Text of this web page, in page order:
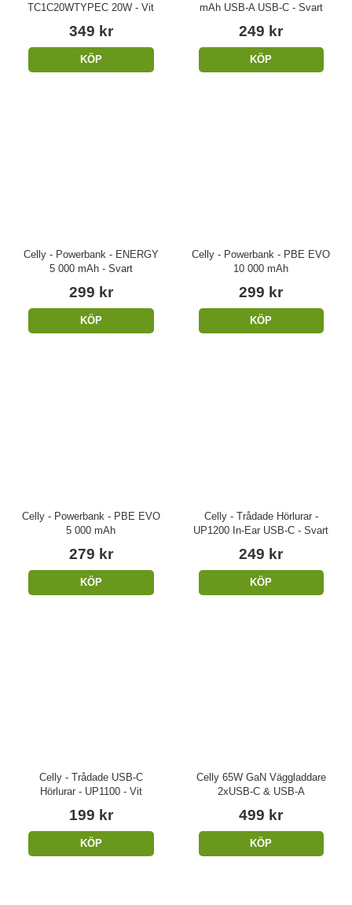
TC1C20WTYPEC 20W - Vit
349 kr
KÖP
mAh USB-A USB-C - Svart
249 kr
KÖP
Celly - Powerbank - ENERGY
5 000 mAh - Svart
299 kr
KÖP
Celly - Powerbank - PBE EVO
10 000 mAh
299 kr
KÖP
Celly - Powerbank - PBE EVO
5 000 mAh
279 kr
KÖP
Celly - Trådade Hörlurar -
UP1200 In-Ear USB-C - Svart
249 kr
KÖP
Celly - Trådade USB-C
Hörlurar - UP1100 - Vit
199 kr
KÖP
Celly 65W GaN Väggladdare
2xUSB-C & USB-A
499 kr
KÖP